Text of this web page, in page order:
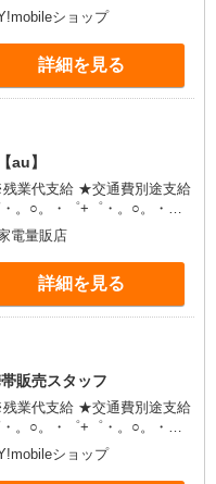
定有) お友達を紹介
(規定有) ★月2回払
有）★ ゜・。○。・゜
ショップ
詳細を見る
au】
業代支給 ★交通費別途支給
定有) お友達を紹介
(規定有) ★月2回払
有）★ ゜・。○。・゜
電量販店
詳細を見る
販売スタッフ
業代支給 ★交通費別途支給
定有) お友達を紹介
(規定有) ★月2回払
ショップ